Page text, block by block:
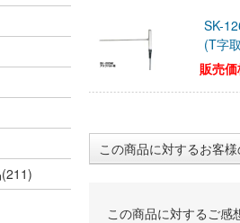
(211)
SK-
(T字
販売
この商品に対するお客
この商品に対するご感